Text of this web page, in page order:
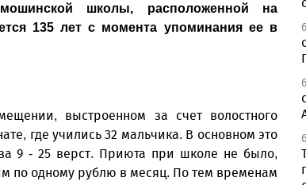
школы, расположенной на
135 лет с момента упоминания ее в
выстроенном за счет волостного
где учились 32 мальчика. В основном это
9 - 25 верст. Приюта при школе не было,
по одному рублю в месяц. По тем временам